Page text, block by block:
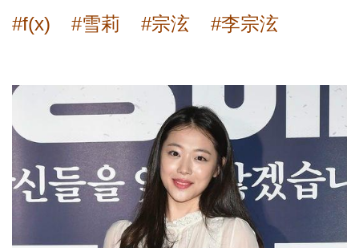
#f(x) #雪莉 #宗泫 #李宗泫